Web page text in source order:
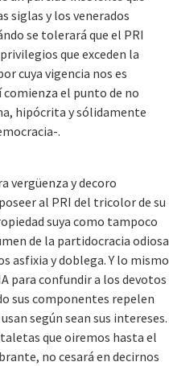
siglas y los venerados
se tolerará que el PRI
que exceden la
cuya vigencia nos es
comienza el punto de no
hipócrita y sólidamente
.
vergüenza y decoro
al PRI del tricolor de su
suya como tampoco
de la partidocracia odiosa
asfixia y doblega. Y lo mismo
para confundir a los devotos
sus componentes repelen
según sean sus intereses.
que oiremos hasta el
no cesará en decirnos